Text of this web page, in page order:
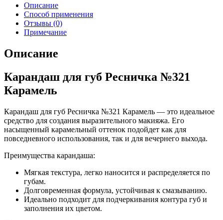
Описание
Способ применения
Отзывы (0)
Примечание
Описание
Карандаш для губ Ресничка №321
Карамель
Карандаш для губ Ресничка №321 Карамель — это идеальное
средство для создания выразительного макияжа. Его
насыщенный карамельный оттенок подойдет как для
повседневного использования, так и для вечернего выхода.
Преимущества карандаша:
Мягкая текстура, легко наносится и распределяется по
губам.
Долговременная формула, устойчивая к смазыванию.
Идеально подходит для подчеркивания контура губ и
заполнения их цветом.